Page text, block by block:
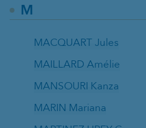
M
MACQUART Jules
MAILLARD Amélie
MANSOURI Kanza
MARIN Mariana